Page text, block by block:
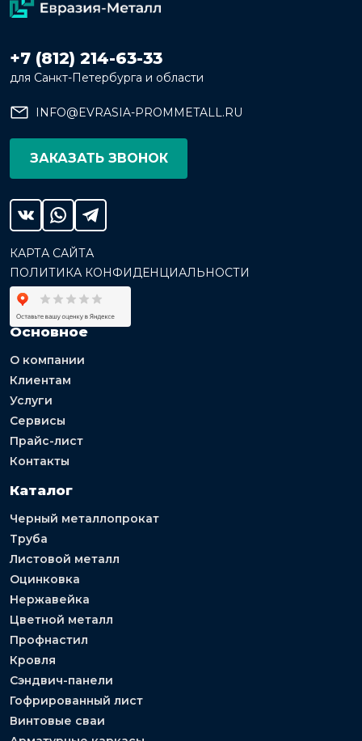
+7 (812) 214-63-33
для Санкт-Петербурга и области
INFO@EVRASIA-PROMMETALL.RU
ЗАКАЗАТЬ ЗВОНОК
КАРТА САЙТА
ПОЛИТИКА КОНФИДЕНЦИАЛЬНОСТИ
Основное
О компании
Клиентам
Услуги
Сервисы
Прайс-лист
Контакты
Каталог
Черный металлопрокат
Труба
Листовой металл
Оцинковка
Нержавейка
Цветной металл
Профнастил
Кровля
Сэндвич-панели
Гофрированный лист
Винтовые сваи